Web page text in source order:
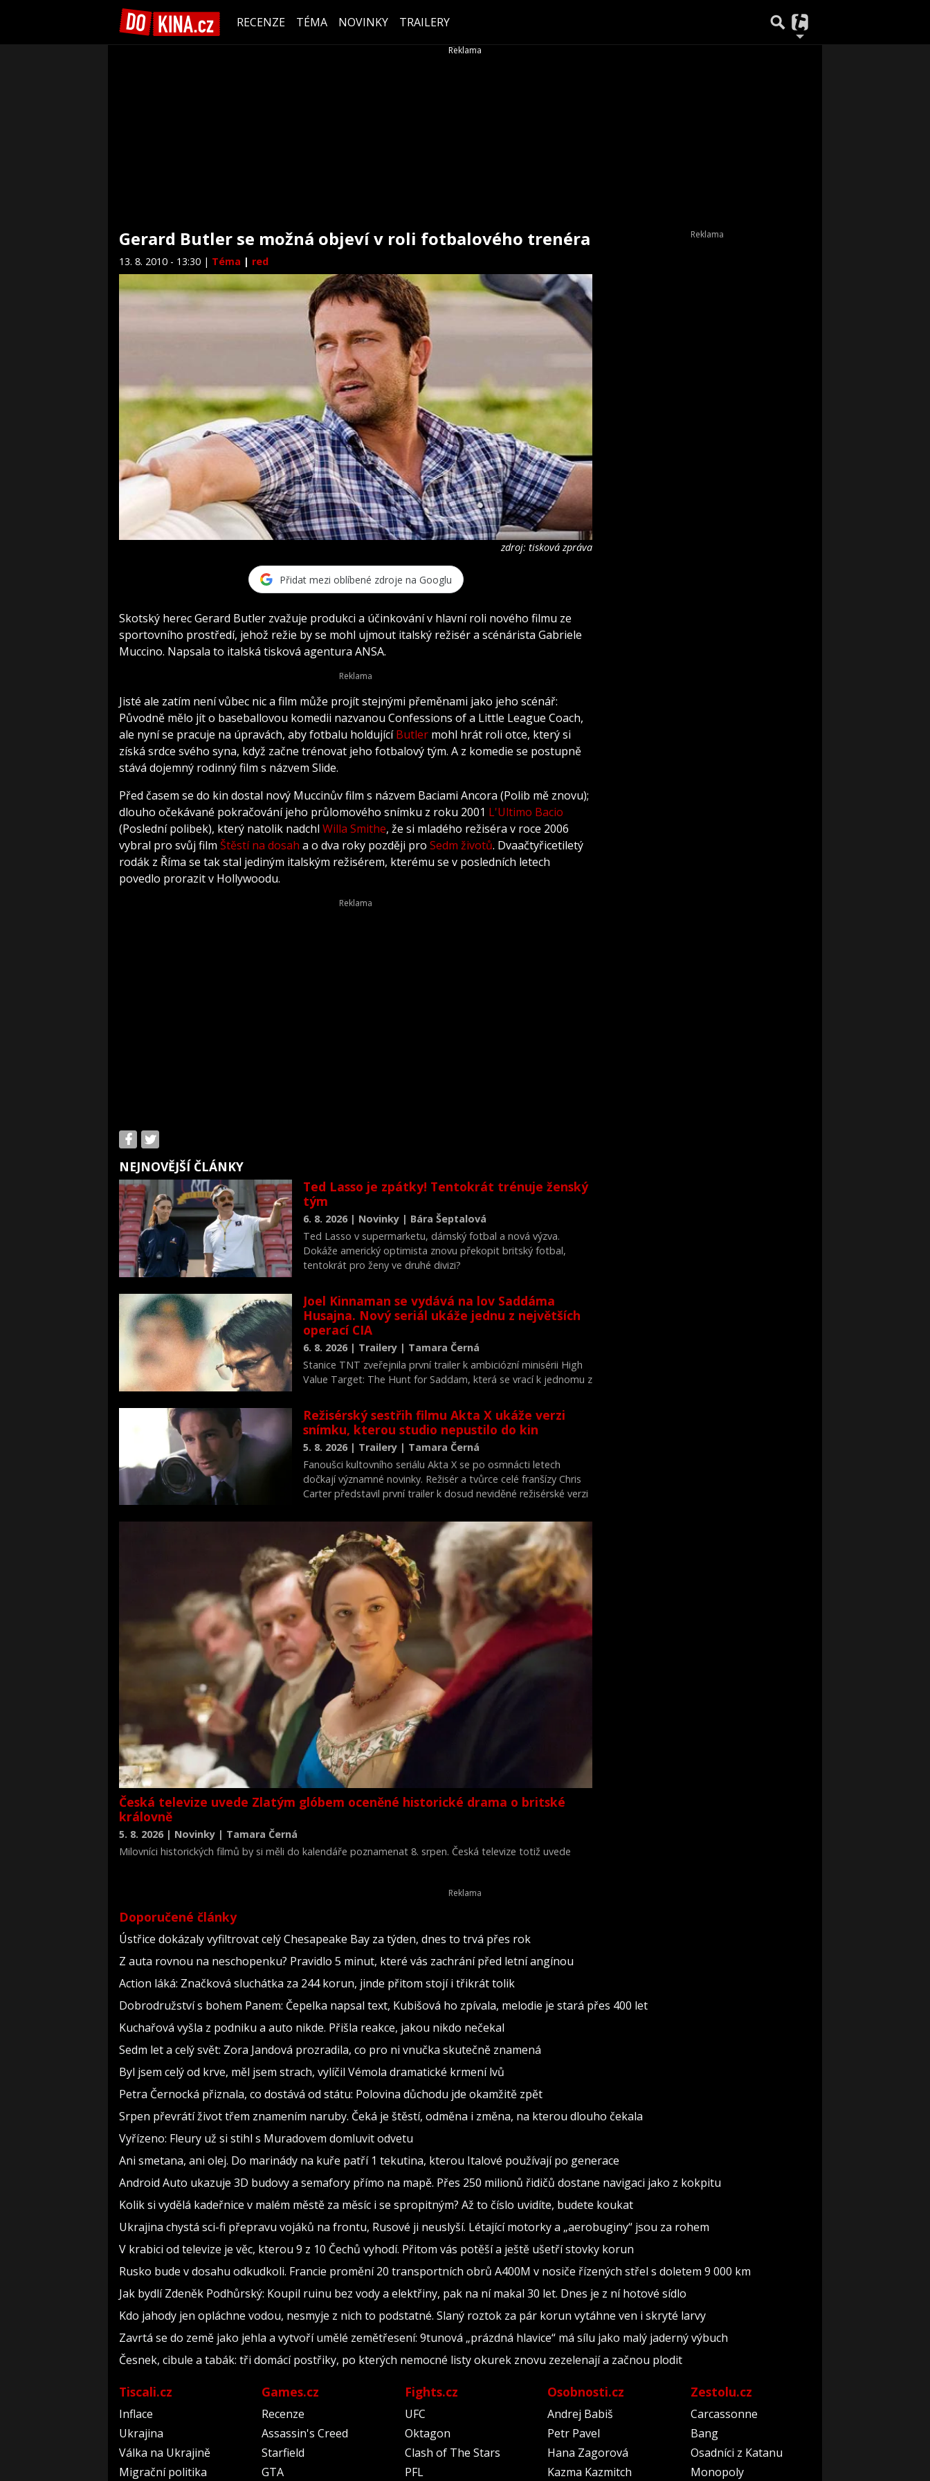
RECENZE TÉMA NOVINKY TRAILERY
Gerard Butler se možná objeví v roli fotbalového trenéra
13. 8. 2010 - 13:30 | Téma | red
zdroj: tisková zpráva
Přidat mezi oblíbené zdroje na Googlu
Skotský herec Gerard Butler zvažuje produkci a účinkování v hlavní roli nového filmu ze
sportovního prostředí, jehož režie by se mohl ujmout italský režisér a scénárista Gabriele
Muccino. Napsala to italská tisková agentura ANSA.
Jisté ale zatím není vůbec nic a film může projít stejnými přeměnami jako jeho scénář:
Původně mělo jít o baseballovou komedii nazvanou Confessions of a Little League Coach,
ale nyní se pracuje na úpravách, aby fotbalu holdujícíButler mohl hrát roli otce, který si
získá srdce svého syna, když začne trénovat jeho fotbalový tým. A z komedie se postupně
stává dojemný rodinný film s názvem Slide.
Před časem se do kin dostal nový Muccinův film s názvem Baciami Ancora (Polib mě znovu);
dlouho očekávané pokračování jeho průlomového snímku z roku 2001 L'Ultimo Bacio
(Poslední polibek), který natolik nadchl Willa Smithe, že si mladého režiséra v roce 2006
vybral pro svůj film Štěstí na dosah a o dva roky později pro Sedm životů. Dvaačtyřicetiletý
rodák z Říma se tak stal jediným italským režisérem, kterému se v posledních letech
povedlo prorazit v Hollywoodu.
NEJNOVĚJŠÍ ČLÁNKY
Ted Lasso je zpátky! Tentokrát trénuje ženský
tým
6. 8. 2026 | Novinky | Bára Šeptalová
Ted Lasso v supermarketu, dámský fotbal a nová výzva.
Dokáže americký optimista znovu překopit britský fotbal,
tentokrát pro ženy ve druhé divizi?
Joel Kinnaman se vydává na lov Saddáma
Husajna. Nový seriál ukáže jednu z největších
operací CIA
6. 8. 2026 | Trailery | Tamara Černá
Stanice TNT zveřejnila první trailer k ambiciózní minisérii High
Value Target: The Hunt for Saddam, která se vrací k jednomu z
Režisérský sestřih filmu Akta X ukáže verzi
snímku, kterou studio nepustilo do kin
5. 8. 2026 | Trailery | Tamara Černá
Fanoušci kultovního seriálu Akta X se po osmnácti letech
dočkají významné novinky. Režisér a tvůrce celé franšízy Chris
Carter představil první trailer k dosud neviděné režisérské verzi
Česká televize uvede Zlatým glóbem oceněné historické drama o britské
královně
5. 8. 2026 | Novinky | Tamara Černá
Milovníci historických filmů by si měli do kalendáře poznamenat 8. srpen. Česká televize totiž uvede
Doporučené články
Ústřice dokázaly vyfiltrovat celý Chesapeake Bay za týden, dnes to trvá přes rok
Z auta rovnou na neschopenku? Pravidlo 5 minut, které vás zachrání před letní angínou
Action láká: Značková sluchátka za 244 korun, jinde přitom stojí i třikrát tolik
Dobrodružství s bohem Panem: Čepelka napsal text, Kubišová ho zpívala, melodie je stará přes 400 let
Kuchařová vyšla z podniku a auto nikde. Přišla reakce, jakou nikdo nečekal
Sedm let a celý svět: Zora Jandová prozradila, co pro ni vnučka skutečně znamená
Byl jsem celý od krve, měl jsem strach, vylíčil Vémola dramatické krmení lvů
Petra Černocká přiznala, co dostává od státu: Polovina důchodu jde okamžitě zpět
Srpen převrátí život třem znamením naruby. Čeká je štěstí, odměna i změna, na kterou dlouho čekala
Vyřízeno: Fleury už si stihl s Muradovem domluvit odvetu
Ani smetana, ani olej. Do marinády na kuře patří 1 tekutina, kterou Italové používají po generace
Android Auto ukazuje 3D budovy a semafory přímo na mapě. Přes 250 milionů řidičů dostane navigaci jako z kokpitu
Kolik si vydělá kadeřnice v malém městě za měsíc i se spropitným? Až to číslo uvidíte, budete koukat
Ukrajina chystá sci-fi přepravu vojáků na frontu, Rusové ji neuslyší. Létající motorky a „aerobuginy“ jsou za rohem
V krabici od televize je věc, kterou 9 z 10 Čechů vyhodí. Přitom vás potěší a ještě ušetří stovky korun
Rusko bude v dosahu odkudkoli. Francie promění 20 transportních obrů A400M v nosiče řízených střel s doletem 9 000 km
Jak bydlí Zdeněk Podhůrský: Koupil ruinu bez vody a elektřiny, pak na ní makal 30 let. Dnes je z ní hotové sídlo
Kdo jahody jen opláchne vodou, nesmyje z nich to podstatné. Slaný roztok za pár korun vytáhne ven i skryté larvy
Zavrtá se do země jako jehla a vytvoří umělé zemětřesení: 9tunová „prázdná hlavice“ má sílu jako malý jaderný výbuch
Česnek, cibule a tabák: tři domácí postřiky, po kterých nemocné listy okurek znovu zezelenají a začnou plodit
Tiscali.cz
Inflace
Ukrajina
Válka na Ukrajině
Migrační politika
Games.cz
Recenze
Assassin's Creed
Starfield
GTA
Fights.cz
UFC
Oktagon
Clash of The Stars
PFL
Osobnosti.cz
Andrej Babiš
Petr Pavel
Hana Zagorová
Kazma Kazmitch
Zestolu.cz
Carcassonne
Bang
Osadníci z Katanu
Monopoly